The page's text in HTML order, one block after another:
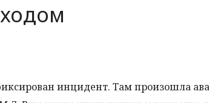
инцидент. Там произошла